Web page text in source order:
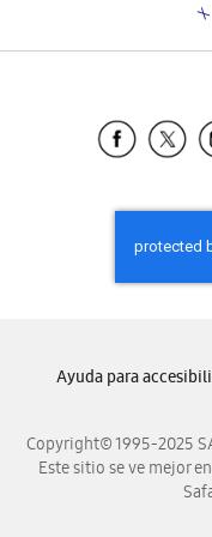
Copyright© 1995-2025
Este sitio se ve mejor
Ayuda para